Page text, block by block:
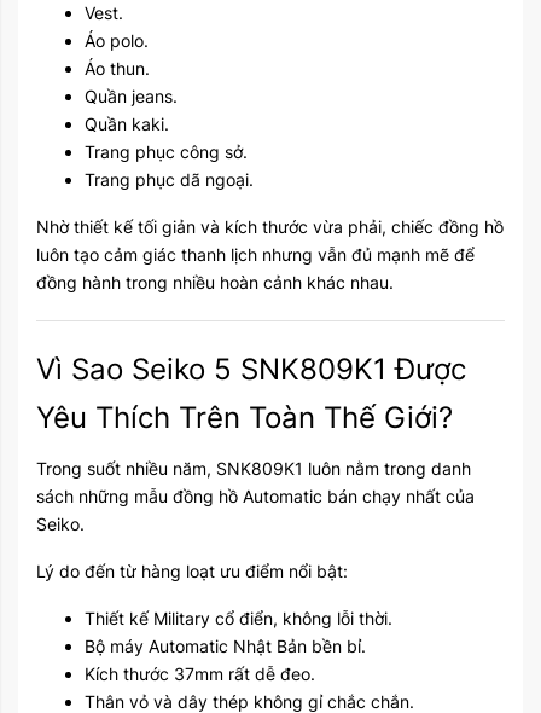
Vest.
Áo polo.
Áo thun.
Quần jeans.
Quần kaki.
Trang phục công sở.
Trang phục dã ngoại.
Nhờ thiết kế tối giản và kích thước vừa phải, chiếc đồng hồ
luôn tạo cảm giác thanh lịch nhưng vẫn đủ mạnh mẽ để
đồng hành trong nhiều hoàn cảnh khác nhau.
Vì Sao Seiko 5 SNK809K1 Được
Yêu Thích Trên Toàn Thế Giới?
Trong suốt nhiều năm, SNK809K1 luôn nằm trong danh
sách những mẫu đồng hồ Automatic bán chạy nhất của
Seiko.
Lý do đến từ hàng loạt ưu điểm nổi bật:
Thiết kế Military cổ điển, không lỗi thời.
Bộ máy Automatic Nhật Bản bền bỉ.
Kích thước 37mm rất dễ đeo.
Thân vỏ và dây thép không gỉ chắc chắn.